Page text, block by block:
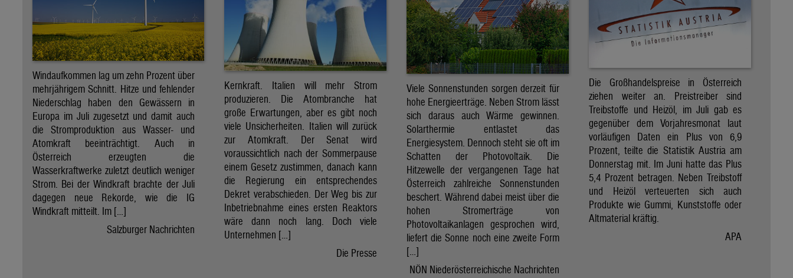
Windaufkommen lag um zehn Prozent über
mehrjährigem Schnitt. Hitze und fehlender
Niederschlag haben den Gewässern in
Europa im Juli zugesetzt und damit auch
die Stromproduktion aus Wasser- und
Atomkraft beeinträchtigt. Auch in
Österreich erzeugten die
Wasserkraftwerke zuletzt deutlich weniger
Strom. Bei der Windkraft brachte der Juli
dagegen neue Rekorde, wie die IG
Windkraft mitteilt. Im […]
Salzburger Nachrichten
Kernkraft. Italien will mehr Strom
produzieren. Die Atombranche hat
große Erwartungen, aber es gibt noch
viele Unsicherheiten. Italien will zurück
zur Atomkraft. Der Senat wird
voraussichtlich nach der Sommerpause
einem Gesetz zustimmen, danach kann
die Regierung ein entsprechendes
Dekret verabschieden. Der Weg bis zur
Inbetriebnahme eines ersten Reaktors
wäre dann noch lang. Doch viele
Unternehmen […]
Die Presse
Viele Sonnenstunden sorgen derzeit für
hohe Energieerträge. Neben Strom lässt
sich daraus auch Wärme gewinnen.
Solarthermie entlastet das
Energiesystem. Dennoch steht sie oft im
Schatten der Photovoltaik. Die
Hitzewelle der vergangenen Tage hat
Österreich zahlreiche Sonnenstunden
beschert. Während dabei meist über die
hohen Stromerträge von
Photovoltaikanlagen gesprochen wird,
liefert die Sonne noch eine zweite Form
[…]
NÖN Niederösterreichische Nachrichten
Die Großhandelspreise in Österreich
ziehen weiter an. Preistreiber sind
Treibstoffe und Heizöl, im Juli gab es
gegenüber dem Vorjahresmonat laut
vorläufigen Daten ein Plus von 6,9
Prozent, teilte die Statistik Austria am
Donnerstag mit. Im Juni hatte das Plus
5,4 Prozent betragen. Neben Treibstoff
und Heizöl verteuerten sich auch
Produkte wie Gummi, Kunststoffe oder
Altmaterial kräftig.
APA